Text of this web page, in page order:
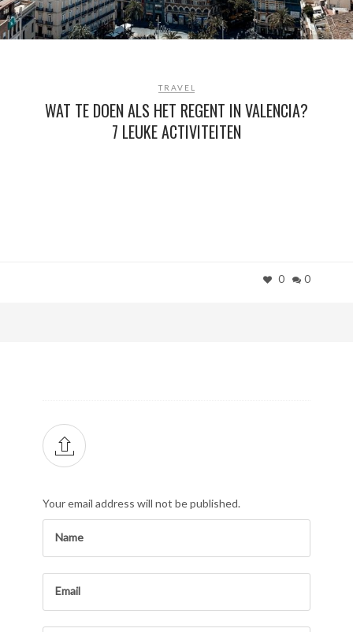
TRAVEL
WAT TE DOEN ALS HET REGENT IN VALENCIA?
7 LEUKE ACTIVITEITEN
0 0
Your email address will not be published.